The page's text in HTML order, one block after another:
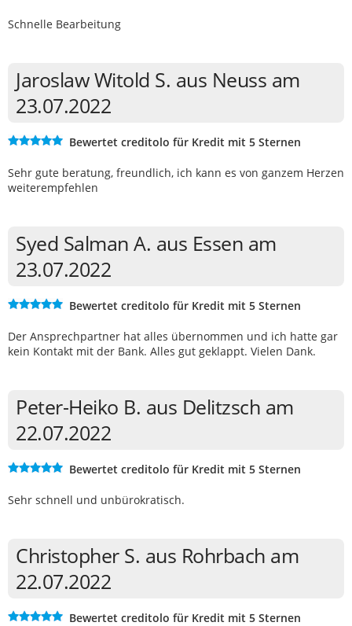
Schnelle Bearbeitung
Jaroslaw Witold S. aus Neuss am
23.07.2022
Bewertet creditolo für Kredit mit 5 Sternen
Sehr gute beratung, freundlich, ich kann es von ganzem Herzen
weiterempfehlen
Syed Salman A. aus Essen am
23.07.2022
Bewertet creditolo für Kredit mit 5 Sternen
Der Ansprechpartner hat alles übernommen und ich hatte gar
kein Kontakt mit der Bank. Alles gut geklappt. Vielen Dank.
Peter-Heiko B. aus Delitzsch am
22.07.2022
Bewertet creditolo für Kredit mit 5 Sternen
Sehr schnell und unbürokratisch.
Christopher S. aus Rohrbach am
22.07.2022
Bewertet creditolo für Kredit mit 5 Sternen